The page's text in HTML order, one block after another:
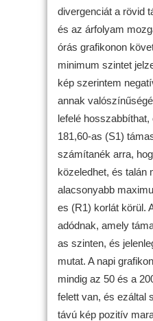
divergenciát a rövid
és az árfolyam
órás grafikonon
minimum szintet
kép szerintem
annak
lefelé
181,60-as (S1)
számítanék arra,
közeledhet, és talán
alacsonyabb
es (R1) korlát körül.
adódnak, amely
as szinten, és
mutat. A napi
mindig az 50 és a
felett van, és ezáltal
távú kép pozitív